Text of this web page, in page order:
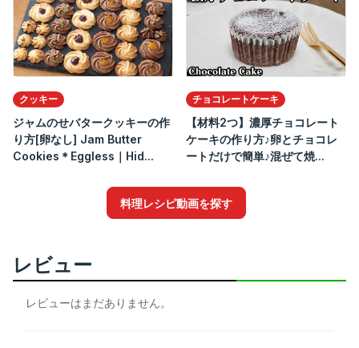
クッキー
ジャムのせバタークッキーの作
り方[卵なし] Jam Butter
Cookies＊Eggless｜Hid...
チョコレートケーキ
【材料2つ】濃厚チョコレート
ケーキの作り方♪卵とチョコレ
ートだけで簡単♪混ぜて焼...
料理レシピ動画を探す
レビュー
レビューはまだありません。